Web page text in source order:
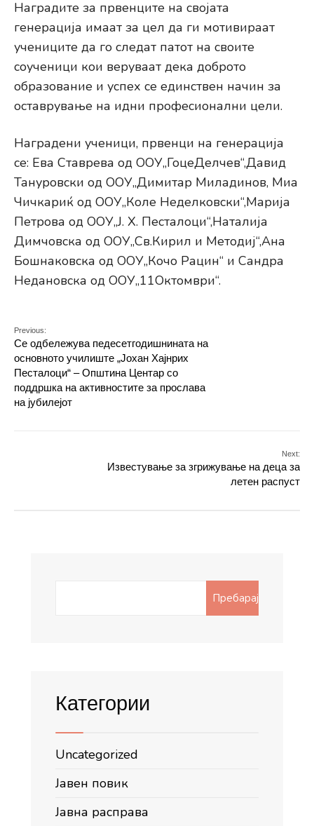
Наградите за првенците на својата
генерација имаат за цел да ги мотивираат
учениците да го следат патот на своите
соученици кои веруваат дека доброто
образование и успех се единствен начин за
оставрување на идни професионални цели.
Наградени ученици, првенци на генерација
се: Ева Ставрева од ООУ„ГоцеДелчев“,Давид
Тануровски од ООУ„Димитар Миладинов, Миа
Чичкариќ од ООУ„Коле Неделковски“,Марија
Петрова од ООУ„Ј. Х. Песталоци“,Наталија
Димчовска од ООУ„Св.Кирил и Методиј“,Ана
Бошнаковска од ООУ„Кочо Рацин“ и Сандра
Недановска од ООУ„11Октомври“.
Previous:
Се одбележува педесетгодишнината на
основното училиште „Јохан Хајнрих
Песталоци“ – Општина Центар со
поддршка на активностите за прослава
на јубилејот
Next:
Известување за згрижување на деца за
летен распуст
Пребарај
Категории
Uncategorized
Јавен повик
Јавна расправа